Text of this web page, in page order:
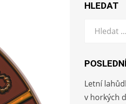
HLEDAT
Vyhledat:
Letní
v horkých